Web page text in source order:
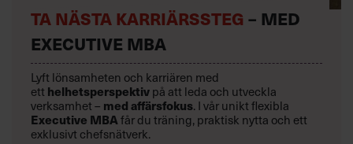
TA NÄSTA KARRIÄRSSTEG – MED
EXECUTIVE MBA
Lyft lönsamheten och karriären med
ett helhetsperspektivpå att leda och utveckla
verksamhet – med affärsfokus. I vår unikt flexibla
Executive MBAfår du träning, praktisk nytta och ett
exklusivt chefsnätverk.